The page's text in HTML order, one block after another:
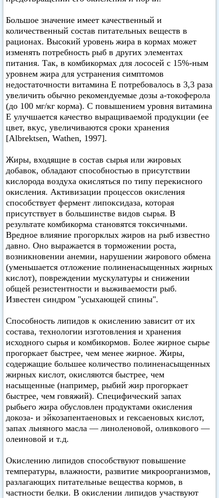
Большое значение имеет качественный и
количественный состав питательных веществ в
рационах. Высокий уровень жира в кормах может
изменять потребность рыб в других элементах
питания. Так, в комбикормах для лососей с 15%-ным
уровнем жира для устранения симптомов
недостаточности витамина Е потребовалось в 3,3 раза
увеличить обычно рекомендуемые дозы а-токоферола
(до 100 мг/кг корма). С повышением уровня витамина
Е улучшается качество выращиваемой продукции (ее
цвет, вкус, увеличиваются сроки хранения
[Albrektsen, Wathen, 1997].
Жиры, входящие в состав сырья или жировых
добавок, обладают способностью в присутствии
кислорода воздуха окисляться по типу перекисного
окисления. Активизации процессов окисления
способствует фермент липоксидаза, которая
присутствует в большинстве видов сырья. В
результате комбикорма становятся токсичными.
Вредное влияние прогорклых жиров на рыб известно
давно. Оно выражается в торможении роста,
возникновении анемии, нарушении жирового обмена
(уменьшается отложение полиненасыщенных жирных
кислот), повреждении мускулатуры и снижении
общей резистентности и выживаемости рыб.
Известен синдром "усыхающей спины".
Способность липидов к окислению зависит от их
состава, технологии изготовления и хранения
исходного сырья и комбикормов. Более жирное сырье
прогоркает быстрее, чем менее жирное. Жиры,
содержащие большее количество полиненасыщенных
жирных кислот, окисляются быстрее, чем
насыщенные (например, рыбий жир прогоркает
быстрее, чем говяжий). Специфический запах
рыбьего жира обусловлен продуктами окисления
докоза- и эйкозапентаеновых и гексаеновых кислот,
запах льняного масла — линоленовой, оливкового —
олеиновой и т.д.
Окислению липидов способствуют повышение
температуры, влажности, развитие микроорганизмов,
разлагающих питательные вещества кормов, в
частности белки. В окислении липидов участвуют